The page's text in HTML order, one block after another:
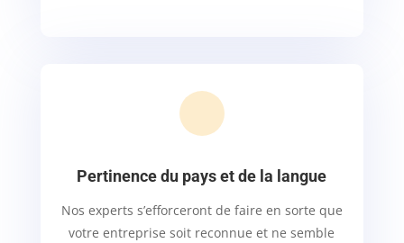
Pertinence du pays et de la langue
Nos experts s’efforceront de faire en sorte que
votre entreprise soit reconnue et ne semble